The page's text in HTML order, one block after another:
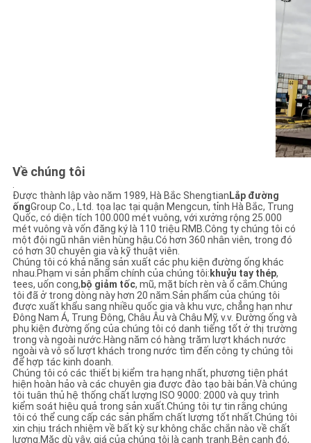
Về chúng tôi
Được thành lập vào năm 1989, Hà Bắc Shengtian Lắp đường
ốngGroup Co., Ltd. tọa lạc tại quận Mengcun, tỉnh Hà Bắc, Trung
Quốc, có diện tích 100.000 mét vuông, với xưởng rộng 25.000
mét vuông và vốn đăng ký là 110 triệu RMB.Công ty chúng tôi có
một đội ngũ nhân viên hùng hậu.Có hơn 360 nhân viên, trong đó
có hơn 30 chuyên gia và kỹ thuật viên.
Chúng tôi có khả năng sản xuất các phụ kiện đường ống khác
nhau.Phạm vi sản phẩm chính của chúng tôi: khuỷu tay thép,
tees, uốn cong, bộ giảm tốc, mũ, mặt bích rèn và ổ cắm.Chúng
tôi đã ở trong dòng này hơn 20 năm.Sản phẩm của chúng tôi
được xuất khẩu sang nhiều quốc gia và khu vực, chẳng hạn như
Đông Nam Á, Trung Đông, Châu Âu và Châu Mỹ, v.v. Đường ống và
phụ kiện đường ống của chúng tôi có danh tiếng tốt ở thị trường
trong và ngoài nước.Hàng năm có hàng trăm lượt khách nước
ngoài và vô số lượt khách trong nước tìm đến công ty chúng tôi
để hợp tác kinh doanh.
Chúng tôi có các thiết bị kiểm tra hạng nhất, phương tiện phát
hiện hoàn hảo và các chuyên gia được đào tạo bài bản.Và chúng
tôi tuân thủ hệ thống chất lượng ISO 9000: 2000 và quy trình
kiểm soát hiệu quả trong sản xuất.Chúng tôi tự tin rằng chúng
tôi có thể cung cấp các sản phẩm chất lượng tốt nhất.Chúng tôi
xin chịu trách nhiệm về bất kỳ sự không chắc chắn nào về chất
lượng.Mặc dù vậy, giá của chúng tôi là cạnh tranh.Bên cạnh đó,